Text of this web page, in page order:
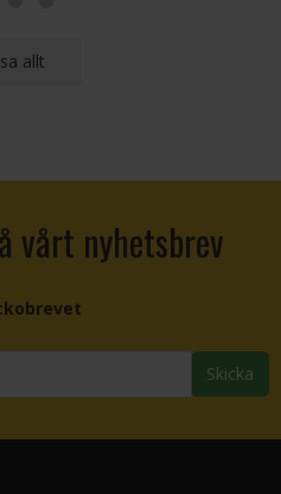
allt
vårt nyhetsbrev
Skicka